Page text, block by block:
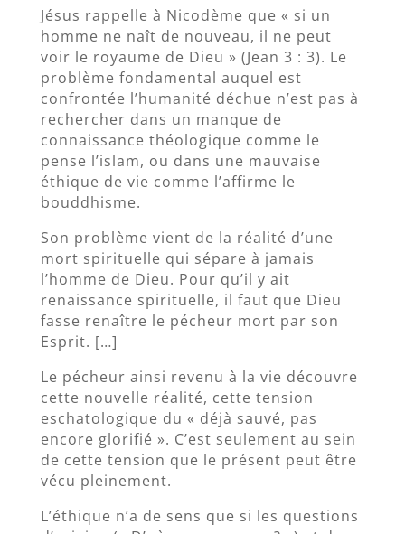
Jésus rappelle à Nicodème que « si un
homme ne naît de nouveau, il ne peut
voir le royaume de Dieu » (Jean 3 : 3). Le
problème fondamental auquel est
confrontée l’humanité déchue n’est pas à
rechercher dans un manque de
connaissance théologique comme le
pense l’islam, ou dans une mauvaise
éthique de vie comme l’affirme le
bouddhisme.
Son problème vient de la réalité d’une
mort spirituelle qui sépare à jamais
l’homme de Dieu. Pour qu’il y ait
renaissance spirituelle, il faut que Dieu
fasse renaître le pécheur mort par son
Esprit. […]
Le pécheur ainsi revenu à la vie découvre
cette nouvelle réalité, cette tension
eschatologique du « déjà sauvé, pas
encore glorifié ». C’est seulement au sein
de cette tension que le présent peut être
vécu pleinement.
L’éthique n’a de sens que si les questions